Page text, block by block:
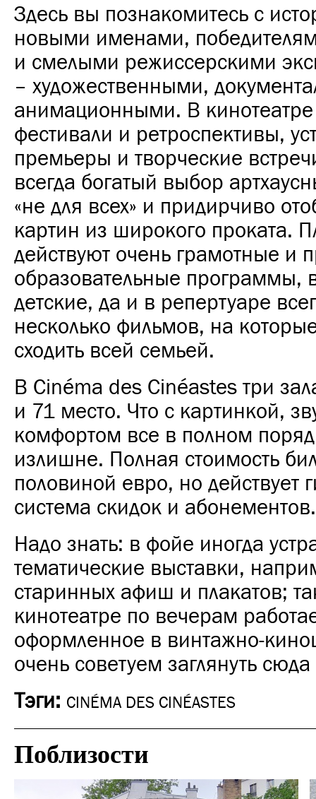
Здесь вы познакомитесь с
новыми именами,
и смелыми режиссерскими
– художественными,
анимационными. В кинотеатре
фестивали и ретроспективы,
премьеры и творческие
всегда богатый выбор
«не для всех» и придирчиво
картин из широкого проката.
действуют очень грамотные и
образовательные программы,
детские, да и в репертуаре
несколько фильмов, на
сходить всей семьей.
В Cinéma des Cinéastes три
и 71 место. Что с картинкой,
комфортом все в полном
излишне. Полная стоимость
половиной евро, но действует
система скидок и абонементов.
Надо знать: в фойе иногда
тематические выставки,
старинных афиш и плакатов;
кинотеатре по вечерам
оформленное в винтажно-
очень советуем заглянуть
Тэги: CINÉMA DES CINÉASTES
Поблизости